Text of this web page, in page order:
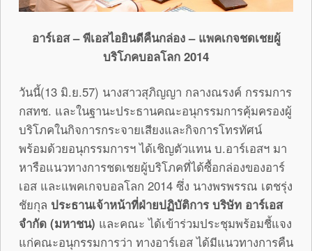
อาร์เอส – พีเอสไอยินดีคืนกล่อง – แพคเกจชดเชยผู้
บริโภคบอลโลก 2014
วันนี้(13 มิ.ย.57) นางสาวสุภิญญา กลางณรงค์ กรรมการ
กสทช. และในฐานะประธานคณะอนุกรรมการคุ้มครองผู้
บริโภคในกิจการกระจายเสียงและกิจการโทรทัศน์
พร้อมด้วยอนุกรรมการฯ ได้เชิญตัวแทน บ.อาร์เอสฯ มา
หารือแนวทางการชดเชยผู้บริโภคที่ได้ซื้อกล่องของอาร์
เอส และแพคเกจบอลโลก 2014 ซึ่ง นางพรพรรณ เตชรุ่ง
ชัยกุล ประธานเจ้าหน้าที่ฝ่ายปฏิบัติการ บริษัท อาร์เอส
จำกัด (มหาชน) และคณะ ได้เข้าร่วมประชุมพร้อมชี้แจง
แก่คณะอนุกรรมการว่า ทางอาร์เอส ได้มีแนวทางการคืน